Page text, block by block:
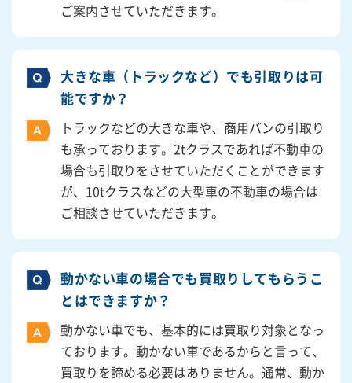
ご案内させていただきます。
大きな車（トラックなど）でも引取りは可
能ですか？
トラックなどの大きな車や、商用バンの引取り
も承っております。2tクラスであれば不動車の
場合も引取りをさせていただくことができます
が、10tクラスなどの大型車の不動車の場合は
ご相談させていただきます。
動かない車の場合でも買取りしてもらうこ
とはできますか？
動かない車でも、基本的には買取り対象となっ
ております。動かない車であるからと言って、
買取りを諦める必要はありません。通常、動か